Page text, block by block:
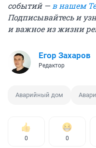
событий —в нашем
Подписывайтесь и
и важное из жизни
Егор Захаров
Редактор
Аварийный дом
0 0